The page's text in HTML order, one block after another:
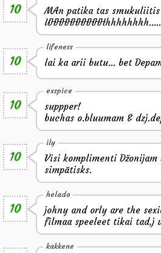
10
MAn patika tas smukuliitis
10
lifeness
lai ka arii butu... bet
10
exspice
suppper!
buchas o.bluumam &
10
ily
Visi komplimenti
simpātisks.
10
helado
johny and orly are the
filmaa speeleet tikai tad,j
kakkene